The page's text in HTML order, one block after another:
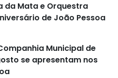
da Mata e Orquestra
de João Pessoa
Municipal de
se apresentam nos